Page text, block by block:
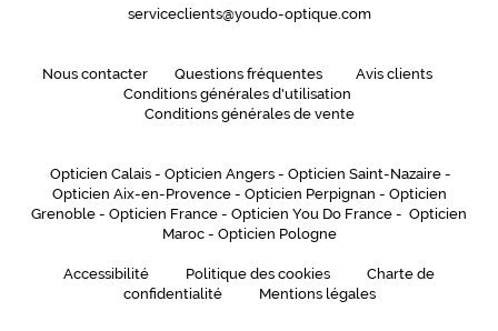
serviceclients@youdo-optique.com
Nous contacter Questions fréquentes
Avis clients
Conditions générales d'utilisation
Conditions générales de vente
Opticien Calais - Opticien Angers - Opticien Saint-Nazaire -
Opticien Aix-en-Provence- Opticien Perpignan - Opticien
Grenoble - Opticien France - Opticien You Do France - Opticien
Maroc- Opticien Pologne
Accessibilité Politique des cookies
Charte de
confidentialité
Mentions légales